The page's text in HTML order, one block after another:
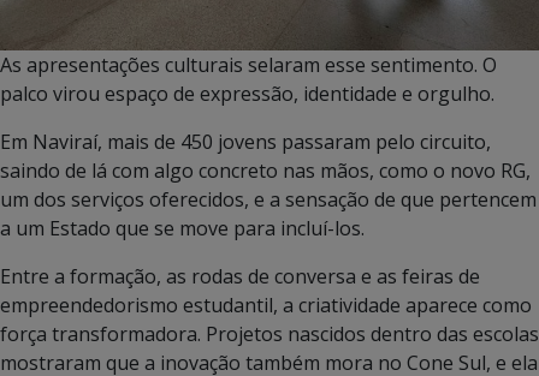
As apresentações culturais selaram esse sentimento. O
palco virou espaço de expressão, identidade e orgulho.
Em Naviraí, mais de 450 jovens passaram pelo circuito,
saindo de lá com algo concreto nas mãos, como o novo RG,
um dos serviços oferecidos, e a sensação de que pertencem
a um Estado que se move para incluí-los.
Entre a formação, as rodas de conversa e as feiras de
empreendedorismo estudantil, a criatividade aparece como
força transformadora. Projetos nascidos dentro das escolas
mostraram que a inovação também mora no Cone Sul, e ela